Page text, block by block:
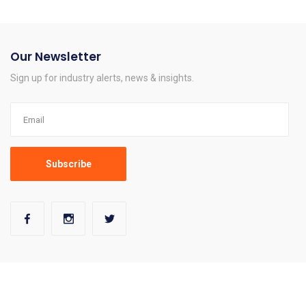
Our Newsletter
Sign up for industry alerts, news & insights.